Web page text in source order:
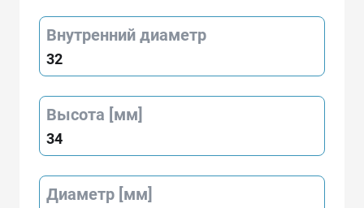
Внутренний диаметр
32
Высота [мм]
34
Диаметр [мм]